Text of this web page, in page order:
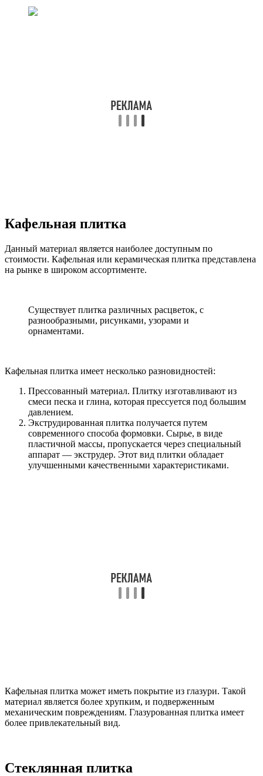
Кафельная плитка
Данный материал является наиболее доступным по
стоимости. Кафельная или керамическая плитка представлена
на рынке в широком ассортименте.
Существует плитка различных расцветок, с
разнообразными, рисунками, узорами и
орнаментами.
Кафельная плитка имеет несколько разновидностей:
Прессованный материал. Плитку изготавливают из
смеси песка и глина, которая прессуется под большим
давлением.
Экструдированная плитка получается путем
современного способа формовки. Сырье, в виде
пластичной массы, пропускается через специальный
аппарат — экструдер. Этот вид плитки обладает
улучшенными качественными характеристиками.
Кафельная плитка может иметь покрытие из глазури. Такой
материал является более хрупким, и подверженным
механическим повреждениям. Глазурованная плитка имеет
более привлекательный вид.
Стеклянная плитка